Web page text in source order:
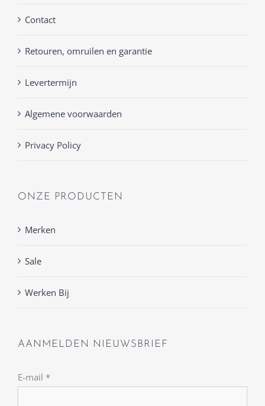
Contact
Retouren, omruilen en garantie
Levertermijn
Algemene voorwaarden
Privacy Policy
ONZE PRODUCTEN
Merken
Sale
Werken Bij
AANMELDEN NIEUWSBRIEF
E-mail *